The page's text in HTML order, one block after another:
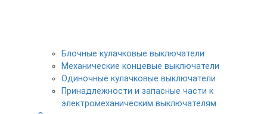
Блочные кулачковые выключатели
Механические концевые выключатели
Одиночные кулачковые выключатели
Принадлежности и запасные части к
электромеханическим выключателям